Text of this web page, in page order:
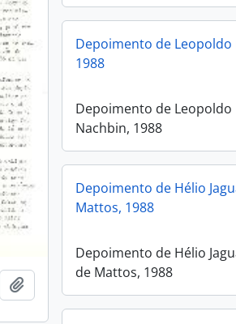
Depoimento de Leopoldo
1988
Depoimento de Leopoldo
Nachbin, 1988
Depoimento de Hélio
Mattos, 1988
Depoimento de Hélio
de Mattos, 1988